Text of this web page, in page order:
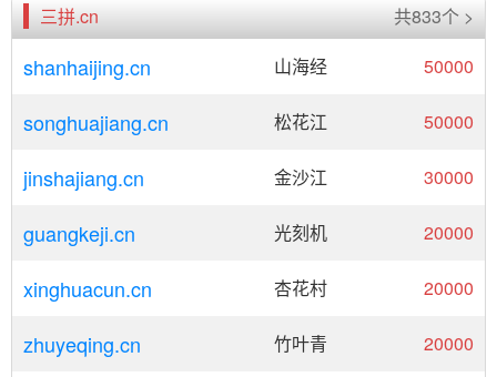
三拼.cn 共833个 >
shanhaijing.cn 山海经 50000
songhuajiang.cn 松花江 50000
jinshajiang.cn 金沙江 30000
guangkeji.cn 光刻机 20000
xinghuacun.cn 杏花村 20000
zhuyeqing.cn 竹叶青 20000